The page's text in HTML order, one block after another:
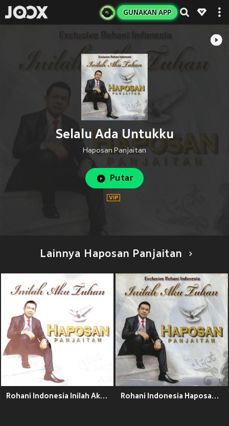
GUNAKAN APP
Selalu Ada Untukku
Haposan Panjaitan
Putar
Lainnya Haposan Panjaitan
Rohani Indonesia Inilah Aku Tuhan Rohani Indonesia Haposan Panjaitan Inilah Aku Tuhan